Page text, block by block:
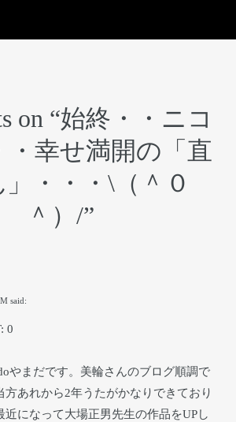
on “始終・・ニコ
・幸せ満開の「直
・・・\（＾０
＾）/”
said:
0
やまだです。美輪さんのブログ順調で
方あれから2年うたがかなりできており
近になって大場正男先生の作品をUPし